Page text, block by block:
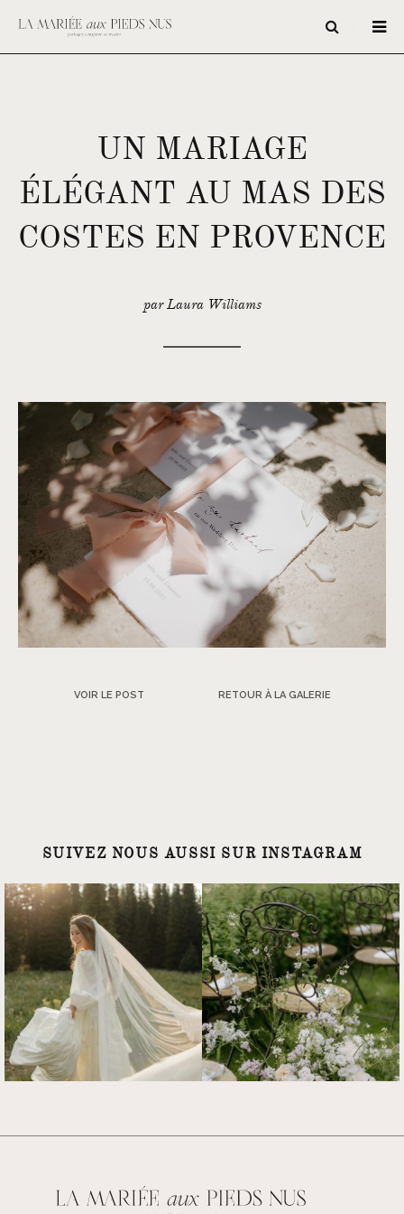
UN MARIAGE
ÉLÉGANT AU MAS DES
COSTES EN PROVENCE
par Laura Williams
VOIR LE POST RETOUR À LA GALERIE
SUIVEZ NOUS AUSSI SUR INSTAGRAM